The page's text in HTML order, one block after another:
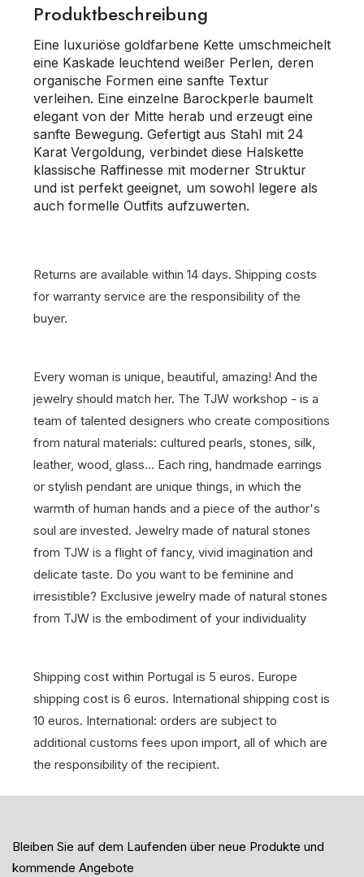
Produktbeschreibung
Eine luxuriöse goldfarbene Kette umschmeichelt
eine Kaskade leuchtend weißer Perlen, deren
organische Formen eine sanfte Textur
verleihen. Eine einzelne Barockperle baumelt
elegant von der Mitte herab und erzeugt eine
sanfte Bewegung. Gefertigt aus Stahl mit 24
Karat Vergoldung, verbindet diese Halskette
klassische Raffinesse mit moderner Struktur
und ist perfekt geeignet, um sowohl legere als
auch formelle Outfits aufzuwerten.
Returns are available within 14 days. Shipping costs
for warranty service are the responsibility of the
buyer.
Every woman is unique, beautiful, amazing! And the
jewelry should match her. The TJW workshop - is a
team of talented designers who create compositions
from natural materials: cultured pearls, stones, silk,
leather, wood, glass… Each ring, handmade earrings
or stylish pendant are unique things, in which the
warmth of human hands and a piece of the author's
soul are invested. Jewelry made of natural stones
from TJW is a flight of fancy, vivid imagination and
delicate taste. Do you want to be feminine and
irresistible? Exclusive jewelry made of natural stones
from TJW is the embodiment of your individuality
Shipping cost within Portugal is 5 euros. Europe
shipping cost is 6 euros. International shipping cost is
10 euros. International: orders are subject to
additional customs fees upon import, all of which are
the responsibility of the recipient.
Bleiben Sie auf dem Laufenden über neue Produkte und
kommende Angebote